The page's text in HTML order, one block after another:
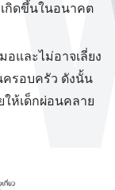
กิดขึ้นในอนาคต
และไม่อาจเลี่ยง
ครอบครัว ดังนั้น
ห้เด็กผ่อนคลาย